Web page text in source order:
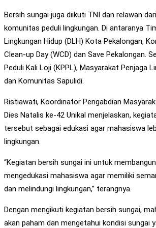
Bersih sungai juga diikuti TNI dan relawan
komunitas peduli lingkungan. Di antaranya
Lingkungan Hidup (DLH) Kota Pekalongan,
Clean-up Day (WCD) dan Save Pekalongan.
Peduli Kali Loji (KPPL), Masyarakat Penjaga
dan Komunitas Sapulidi.
Ristiawati, Koordinator Pengabdian
Dies Natalis ke-42 Unikal menjelaskan,
tersebut sebagai edukasi agar mahasiswa
lingkungan.
“Kegiatan bersih sungai ini untuk
mengedukasi mahasiswa agar memiliki
dan melindungi lingkungan,” terangnya.
Dengan mengikuti kegiatan bersih sungai,
akan paham dan mengetahui kondisi sungai